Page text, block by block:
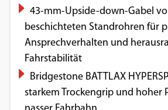
43-mm-Upside-down-Gabel
beschichteten Standrohren für
Ansprechverhalten und
Fahrstabilität
Bridgestone BATTLAX
starkem Trockengrip und hoher